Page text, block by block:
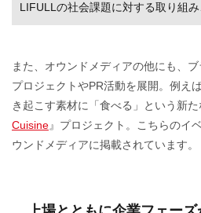
LIFULLの社会課題に対する取り組み
また、オウンドメディアの他にも、
プロジェクトやPR活動を展開。例え
き起こす素材に「食べる」という新
Cuisine』プロジェクト。こちらのイ
ウンドメディアに掲載されています。